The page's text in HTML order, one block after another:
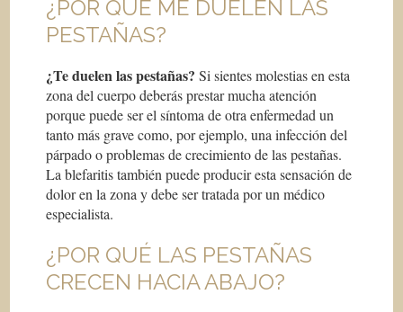
¿POR QUÉ ME DUELEN LAS
PESTAÑAS?
¿Te duelen las pestañas? Si sientes molestias en esta
zona del cuerpo deberás prestar mucha atención
porque puede ser el síntoma de otra enfermedad un
tanto más grave como, por ejemplo, una infección del
párpado o problemas de crecimiento de las pestañas.
La blefaritis también puede producir esta sensación de
dolor en la zona y debe ser tratada por un médico
especialista.
¿POR QUÉ LAS PESTAÑAS
CRECEN HACIA ABAJO?